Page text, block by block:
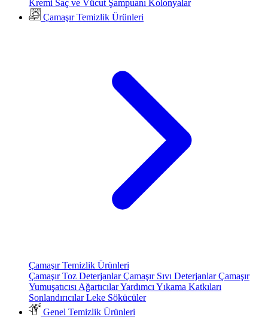
Kremi Saç ve Vücut Şampuanı Kolonyalar
Çamaşır Temizlik Ürünleri
Çamaşır Temizlik Ürünleri
Çamaşır Toz DeterjanlarÇamaşır Sıvı DeterjanlarÇamaşır
Yumuşatıcısı AğartıcılarYardımcı Yıkama Katkıları
SonlandırıcılarLeke Sökücüler
Genel Temizlik Ürünleri